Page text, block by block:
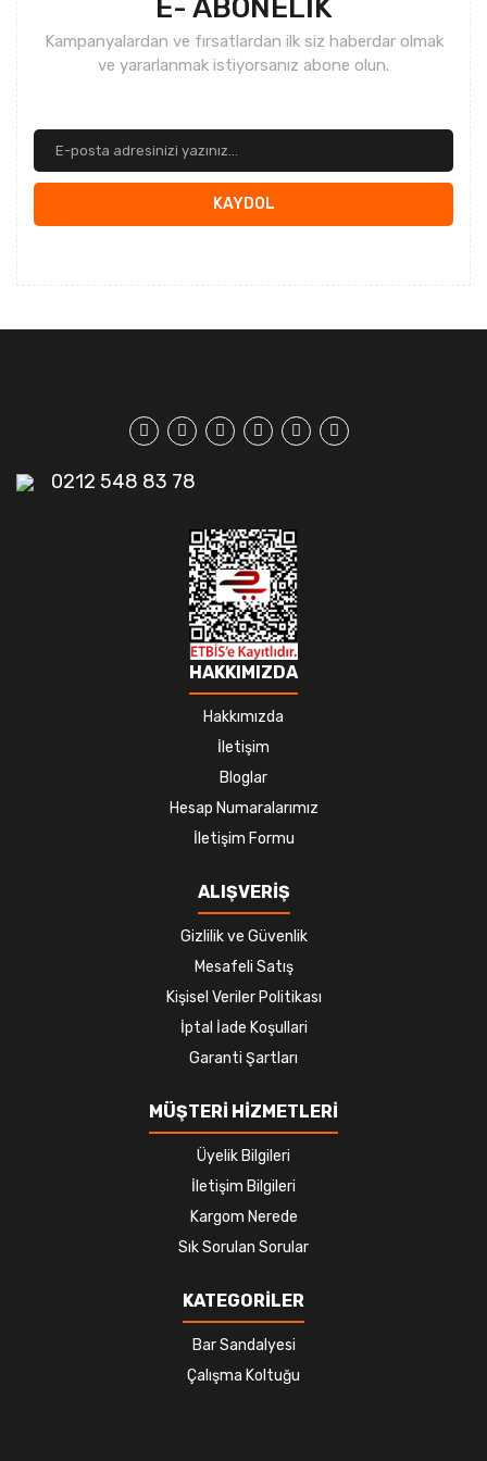
E- ABONELİK
Kampanyalardan ve fırsatlardan ilk siz haberdar olmak
ve yararlanmak istiyorsanız abone olun.
KAYDOL
0212 548 83 78
HAKKIMIZDA
Hakkımızda
İletişim
Bloglar
Hesap Numaralarımız
İletişim Formu
ALIŞVERİŞ
Gizlilik ve Güvenlik
Mesafeli Satış
Kişisel Veriler Politikası
İptal İade Koşullari
Garanti Şartları
MÜŞTERİ HİZMETLERİ
Üyelik Bilgileri
İletişim Bilgileri
Kargom Nerede
Sık Sorulan Sorular
KATEGORİLER
Bar Sandalyesi
Çalışma Koltuğu